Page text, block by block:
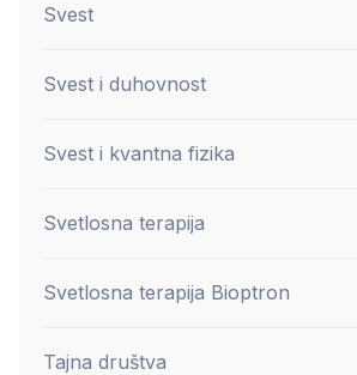
Svest
Svest i duhovnost
Svest i kvantna fizika
Svetlosna terapija
Svetlosna terapija Bioptron
Tajna društva